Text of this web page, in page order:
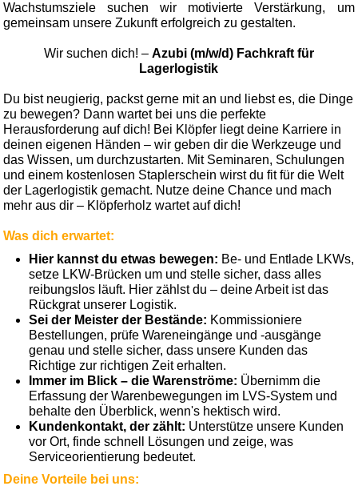
Wachstumsziele suchen wir motivierte Verstärkung, um
gemeinsam unsere Zukunft erfolgreich zu gestalten.
Wir suchen dich! – Azubi (m/w/d) Fachkraft für
Lagerlogistik
Du bist neugierig, packst gerne mit an und liebst es, die Dinge
zu bewegen? Dann wartet bei uns die perfekte
Herausforderung auf dich! Bei Klöpfer liegt deine Karriere in
deinen eigenen Händen – wir geben dir die Werkzeuge und
das Wissen, um durchzustarten. Mit Seminaren, Schulungen
und einem kostenlosen Staplerschein wirst du fit für die Welt
der Lagerlogistik gemacht. Nutze deine Chance und mach
mehr aus dir – Klöpferholz wartet auf dich!
Was dich erwartet:
Hier kannst du etwas bewegen: Be- und Entlade LKWs,
setze LKW-Brücken um und stelle sicher, dass alles
reibungslos läuft. Hier zählst du – deine Arbeit ist das
Rückgrat unserer Logistik.
Sei der Meister der Bestände: Kommissioniere
Bestellungen, prüfe Wareneingänge und -ausgänge
genau und stelle sicher, dass unsere Kunden das
Richtige zur richtigen Zeit erhalten.
Immer im Blick – die Warenströme: Übernimm die
Erfassung der Warenbewegungen im LVS-System und
behalte den Überblick, wenn's hektisch wird.
Kundenkontakt, der zählt: Unterstütze unsere Kunden
vor Ort, finde schnell Lösungen und zeige, was
Serviceorientierung bedeutet.
Deine Vorteile bei uns: